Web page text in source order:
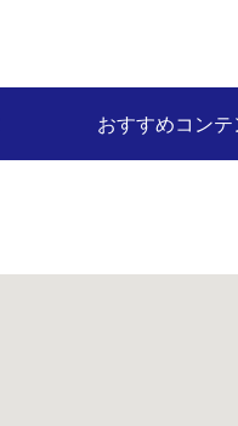
おすすめコンテ